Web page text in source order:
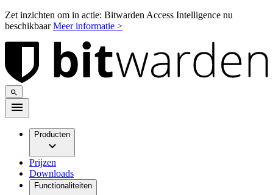
Zet inzichten om in actie: Bitwarden Access Intelligence nu
beschikbaarMeer informatie >
Producten
Prijzen
Downloads
Functionaliteiten